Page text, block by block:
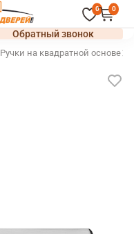
0 0
Обратный звонок
Ручки на квадратной основе